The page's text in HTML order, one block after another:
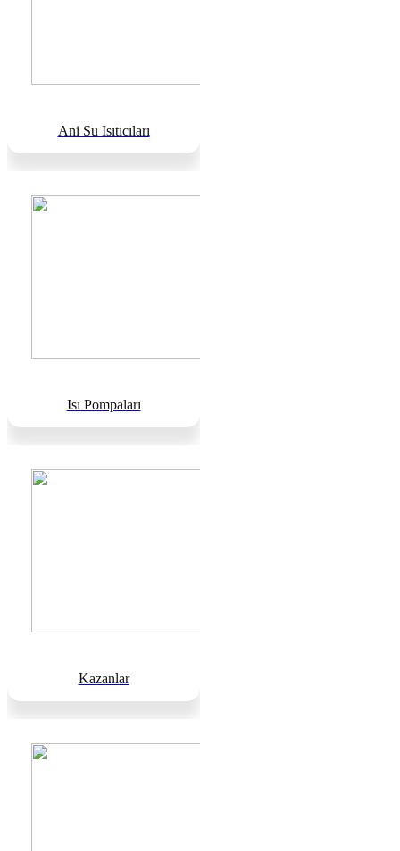
Ani Su Isıtıcıları
Isı Pompaları
Kazanlar